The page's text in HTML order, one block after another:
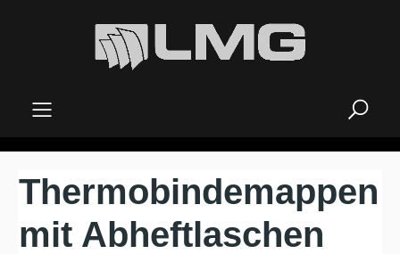
Thermobindemappen
mit Abheftlaschen